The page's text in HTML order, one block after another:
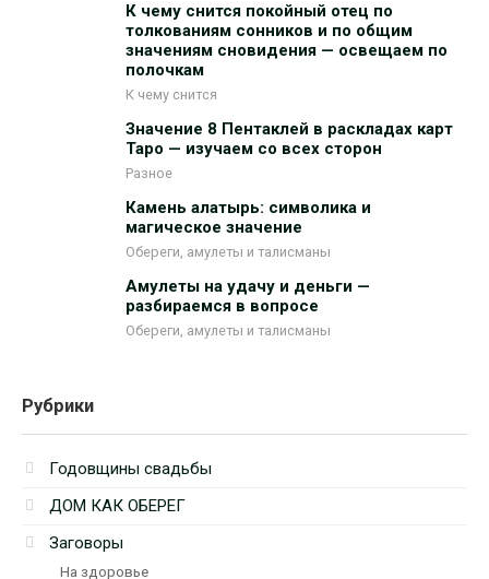
К чему снится покойный отец по
толкованиям сонников и по общим
значениям сновидения — освещаем по
полочкам
К чему снится
Значение 8 Пентаклей в раскладах карт
Таро — изучаем со всех сторон
Разное
Камень алатырь: символика и
магическое значение
Обереги, амулеты и талисманы
Амулеты на удачу и деньги —
разбираемся в вопросе
Обереги, амулеты и талисманы
Рубрики
Годовщины свадьбы
ДОМ КАК ОБЕРЕГ
Заговоры
На здоровье